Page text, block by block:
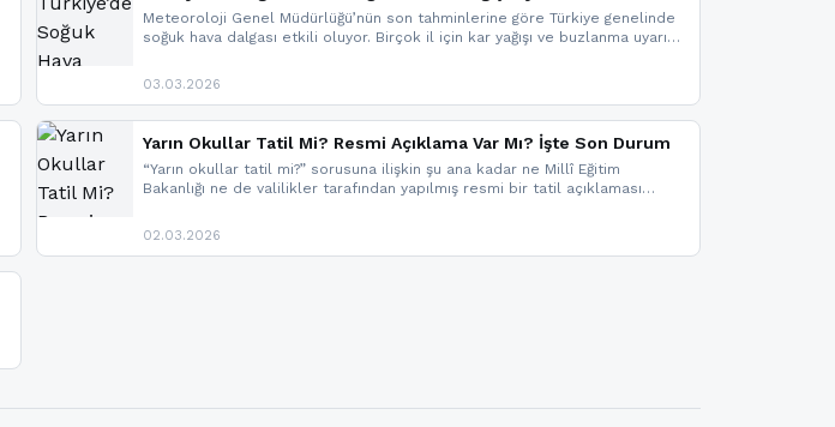
Meteoroloji Genel Müdürlüğü’nün son tahminlerine göre Türkiye genelinde
soğuk hava dalgası etkili oluyor. Birçok il için kar yağışı ve buzlanma uyarısı
03.03.2026
Yarın Okullar Tatil Mi? Resmi Açıklama Var Mı? İşte Son Durum
“Yarın okullar tatil mi?” sorusuna ilişkin şu ana kadar ne Millî Eğitim
Bakanlığı ne de valilikler tarafından yapılmış resmi bir tatil açıklaması
paylaşacağız. En hızlı şekilde haberdar olmak için sitemizi takip edebilir ve
02.03.2026